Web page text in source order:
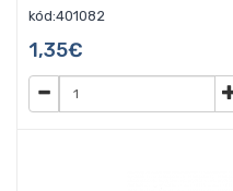
kód:401082
1,35€